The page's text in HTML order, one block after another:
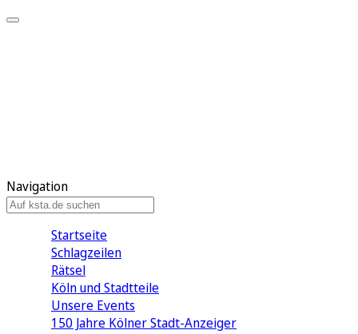
Navigation
Startseite
Schlagzeilen
Rätsel
Köln und Stadtteile
Unsere Events
150 Jahre Kölner Stadt-Anzeiger